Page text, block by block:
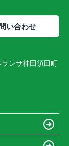
い合わせ
ンサ神田須田町